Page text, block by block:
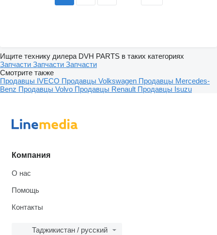
Ищите технику дилера DVH PARTS в таких категориях
Запчасти Запчасти Запчасти
Смотрите также
Продавцы IVECO Продавцы Volkswagen Продавцы Mercedes-
Benz Продавцы Volvo Продавцы Renault Продавцы Isuzu
Компания
О нас
Помощь
Контакты
Таджикистан / русский